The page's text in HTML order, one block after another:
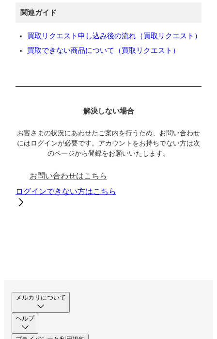
関連ガイド
買取リクエスト申し込み後の流れ（買取リクエスト）
買取できない商品について（買取リクエスト）
解決しない場合
お客さまの状況にあわせたご案内を行うため、お問い合わせ
にはログインが必要です。アカウントをお持ちでない方は次
のページから登録をお願いいたします。
お問い合わせはこちら
ログインできない方はこちら
メルカリについて
ヘルプ